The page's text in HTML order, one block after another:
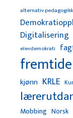
alternativ pedagogikk
Digitalisering
elevdemokrati
kjønn KRLE
Mobbing Norsk